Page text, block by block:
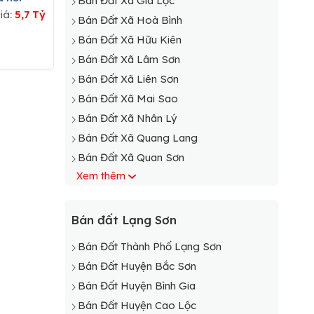
5,7 Tỷ
Bán Đất Xã Hoà Bình
Bán Đất Xã Hữu Kiên
Bán Đất Xã Lâm Sơn
Bán Đất Xã Liên Sơn
Bán Đất Xã Mai Sao
Bán Đất Xã Nhân Lý
Bán Đất Xã Quang Lang
Bán Đất Xã Quan Sơn
Bán Đất Xã Thượng Cường
Bán Đất Xã Vạn Linh
Xem thêm
Bán đất Lạng Sơn
Bán Đất Thành Phố Lạng Sơn
Bán Đất Huyện Bắc Sơn
Bán Đất Huyện Bình Gia
Bán Đất Huyện Cao Lộc